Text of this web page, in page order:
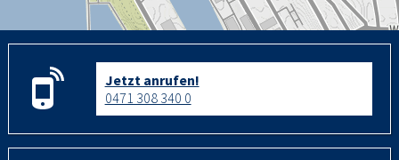
Jetzt anrufen!
0471 308 340 0